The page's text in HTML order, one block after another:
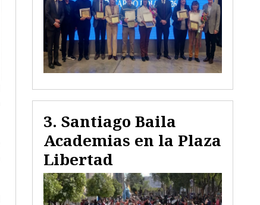
Santiago Baila
Academias en la Plaza
Libertad